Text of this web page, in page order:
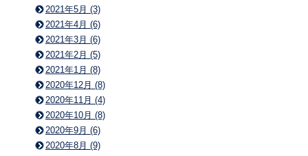
2021年5月 (3)
2021年4月 (6)
2021年3月 (6)
2021年2月 (5)
2021年1月 (8)
2020年12月 (8)
2020年11月 (4)
2020年10月 (8)
2020年9月 (6)
2020年8月 (9)